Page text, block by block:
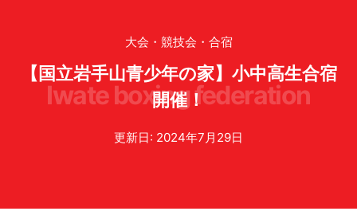
iwate boxing federation
大会・競技会・合宿
【国立岩手山青少年の家】小中高生合宿
開催！
更新日: 2024年7月29日